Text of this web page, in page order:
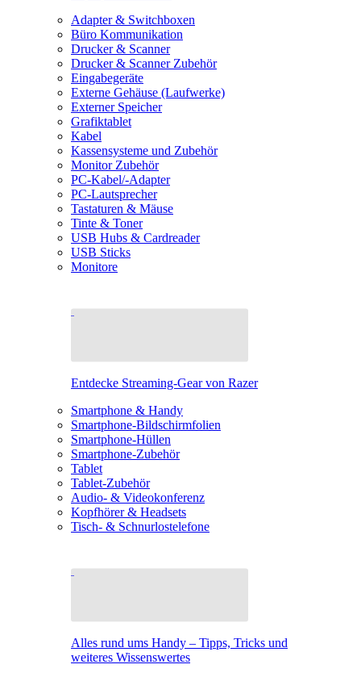
Adapter & Switchboxen
Büro Kommunikation
Drucker & Scanner
Drucker & Scanner Zubehör
Eingabegeräte
Externe Gehäuse (Laufwerke)
Externer Speicher
Grafiktablet
Kabel
Kassensysteme und Zubehör
Monitor Zubehör
PC-Kabel/-Adapter
PC-Lautsprecher
Tastaturen & Mäuse
Tinte & Toner
USB Hubs & Cardreader
USB Sticks
Monitore
Entdecke Streaming-Gear von Razer
Smartphone & Handy
Smartphone-Bildschirmfolien
Smartphone-Hüllen
Smartphone-Zubehör
Tablet
Tablet-Zubehör
Audio- & Videokonferenz
Kopfhörer & Headsets
Tisch- & Schnurlostelefone
Alles rund ums Handy – Tipps, Tricks und
weiteres Wissenswertes